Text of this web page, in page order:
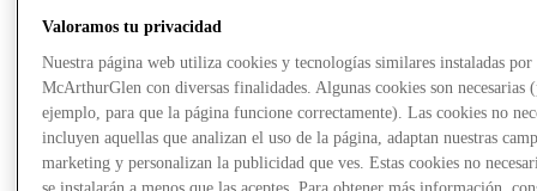
Comer y beber
¿Qué pasa?
Servicios
Más
Valoramos tu privacidad
Nuestra página web utiliza cookies y tecnologías similares instaladas por
McArthurGlen con diversas finalidades. Algunas cookies son necesarias
ejemplo, para que la página funcione correctamente). Las cookies no
incluyen aquellas que analizan el uso de la página, adaptan nuestras
marketing y personalizan la publicidad que ves. Estas cookies no